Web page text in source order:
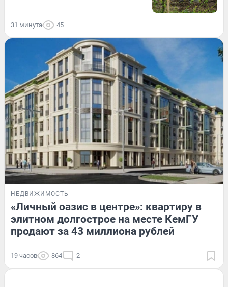
31 минута 45
НЕДВИЖИМОСТЬ
«Личный оазис в центре»: квартиру в
элитном долгострое на месте КемГУ
продают за 43 миллиона рублей
19 часов 864 2